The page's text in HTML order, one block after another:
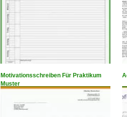
Motivationsschreiben Für Praktikum
Muster